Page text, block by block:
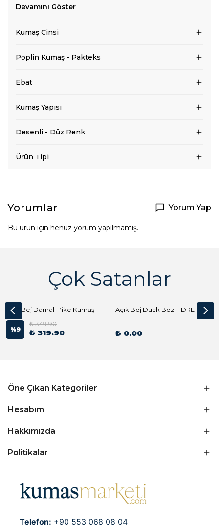
Devamını Göster
Kumaş Cinsi
Poplin Kumaş - Pakteks
Ebat
Kumaş Yapısı
Desenli - Düz Renk
Ürün Tipi
Yorumlar Yorum Yap
Bu ürün için henüz yorum yapılmamış.
Çok Satanlar
Açık Bej Damalı Pike Kumaş
%9
₺ 349.90
₺ 319.90
Açık Bej Duck Bezi - DRE1144 Kumaş Peçete
₺ 0.00
Öne Çıkan Kategoriler
Hesabım
Hakkımızda
Politikalar
Telefon: +90 553 068 08 04